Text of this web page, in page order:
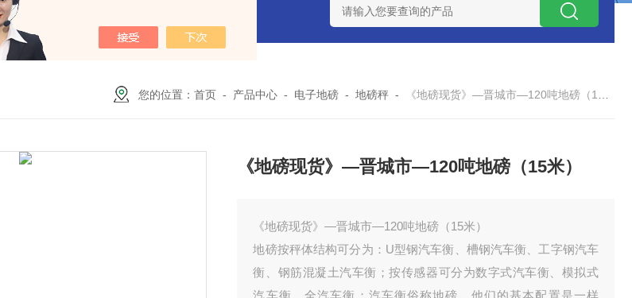
SCS-18米120吨温岭装一台16米100吨地磅多少钱？ SCS-18米120吨玉环装一台16米100吨地磅多少钱？
您的位置：首页 - 产品中心 - 电子地磅 -地磅秤 - 《地磅现货》—晋城市—120吨地磅（15米）
《地磅现货》—晋城市—120吨地磅（15米）
《地磅现货》—晋城市—120吨地磅（15米）
地磅按秤体结构可分为：U型钢汽车衡、槽钢汽车衡、工字钢汽车
衡、钢筋混凝土汽车衡；按传感器可分为数字式汽车衡、模拟式
汽车衡、全汽车衡；汽车衡俗称地磅。他们的基本配置是一样